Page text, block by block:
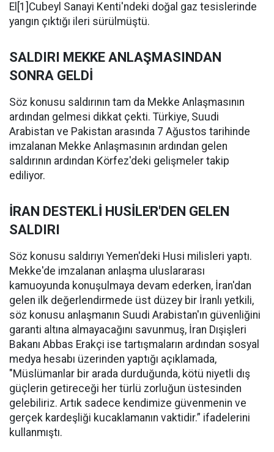
El[1]Cubeyl Sanayi Kenti'ndeki doğal gaz tesislerinde
yangın çıktığı ileri sürülmüştü.
SALDIRI MEKKE ANLAŞMASINDAN
SONRA GELDİ
Söz konusu saldırının tam da Mekke Anlaşmasının
ardından gelmesi dikkat çekti. Türkiye, Suudi
Arabistan ve Pakistan arasında 7 Ağustos tarihinde
imzalanan Mekke Anlaşmasının ardından gelen
saldırının ardından Körfez'deki gelişmeler takip
ediliyor.
İRAN DESTEKLİ HUSİLER'DEN GELEN
SALDIRI
Söz konusu saldırıyı Yemen'deki Husi milisleri yaptı.
Mekke'de imzalanan anlaşma uluslararası
kamuoyunda konuşulmaya devam ederken, İran'dan
gelen ilk değerlendirmede üst düzey bir İranlı yetkili,
söz konusu anlaşmanın Suudi Arabistan'ın güvenliğini
garanti altına almayacağını savunmuş, İran Dışişleri
Bakanı Abbas Erakçi ise tartışmaların ardından sosyal
medya hesabı üzerinden yaptığı açıklamada,
"Müslümanlar bir arada durduğunda, kötü niyetli dış
güçlerin getireceği her türlü zorluğun üstesinden
gelebiliriz. Artık sadece kendimize güvenmenin ve
gerçek kardeşliği kucaklamanın vaktidir.” ifadelerini
kullanmıştı.